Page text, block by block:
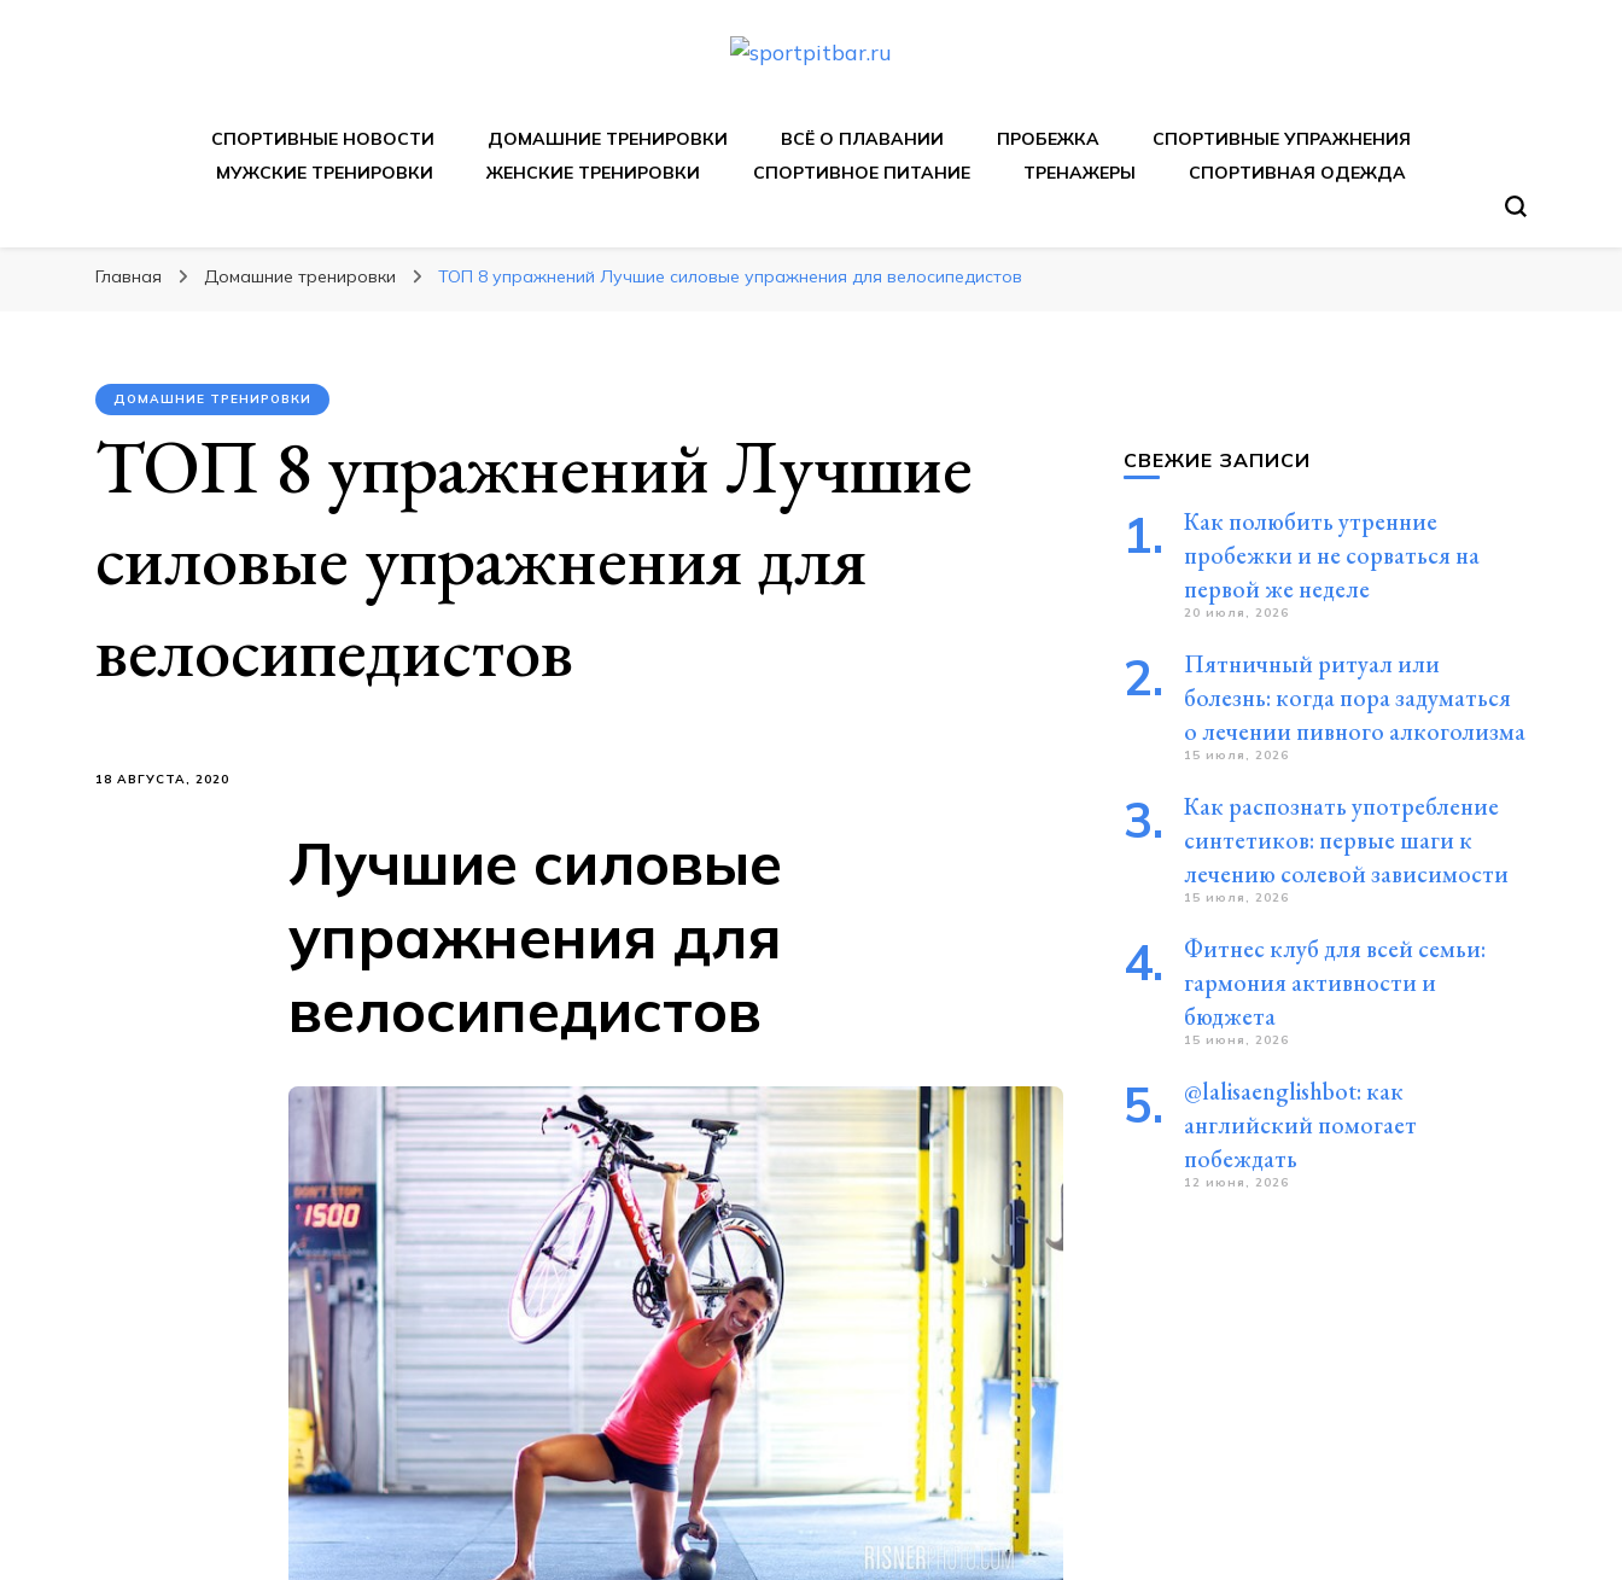
СПОРТИВНЫЕ НОВОСТИ ДОМАШНИЕ ТРЕНИРОВКИ ВСЁ О ПЛАВАНИИ ПРОБЕЖКА
СПОРТИВНЫЕ УПРАЖНЕНИЯ
МУЖСКИЕ ТРЕНИРОВКИ
ЖЕНСКИЕ ТРЕНИРОВКИ СПОРТИВНОЕ ПИТАНИЕ ТРЕНАЖЕРЫ СПОРТИВНАЯ ОДЕЖДА
Главная Домашние тренировки ТОП 8 упражнений Лучшие силовые упражнения для велосипедистов
ДОМАШНИЕ ТРЕНИРОВКИ
ТОП 8 упражнений Лучшие
силовые упражнения для
велосипедистов
18 АВГУСТА, 2020
Лучшие силовые
упражнения для
велосипедистов
СВЕЖИЕ ЗАПИСИ
Как полюбить утренние
пробежки и не сорваться на
первой же неделе
20 июля, 2026
Пятничный ритуал или
болезнь: когда пора задуматься
о лечении пивного алкоголизма
15 июля, 2026
Как распознать употребление
синтетиков: первые шаги к
лечению солевой зависимости
15 июля, 2026
Фитнес клуб для всей семьи:
гармония активности и
бюджета
15 июня, 2026
@lalisaenglishbot: как
английский помогает
побеждать
12 июня, 2026